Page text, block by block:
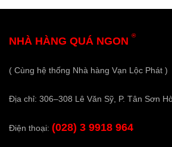
NHÀ HÀNG QUÁ NGON ®
( Cùng hệ thống Nhà hàng Vạn Lộc Phát )
Địa chỉ: 306–308 Lê Văn Sỹ, P. Tân Sơn
Điện thoại: (028) 3 9918 964